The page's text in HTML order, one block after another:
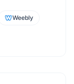
Weebly